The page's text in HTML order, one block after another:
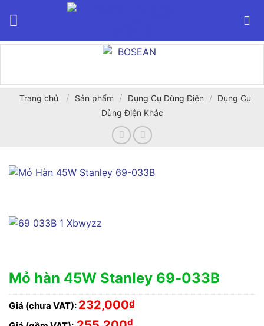
Trang chủ / Sản phẩm / Dụng Cụ Dùng Điện / Dụng Cụ
Dùng Điện Khác
Mỏ hàn 45W Stanley 69-033B
Giá (chưa VAT): 232,000₫
₫